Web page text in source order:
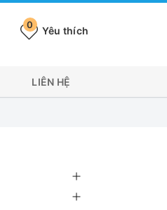
Yêu thích
0
LIÊN HỆ